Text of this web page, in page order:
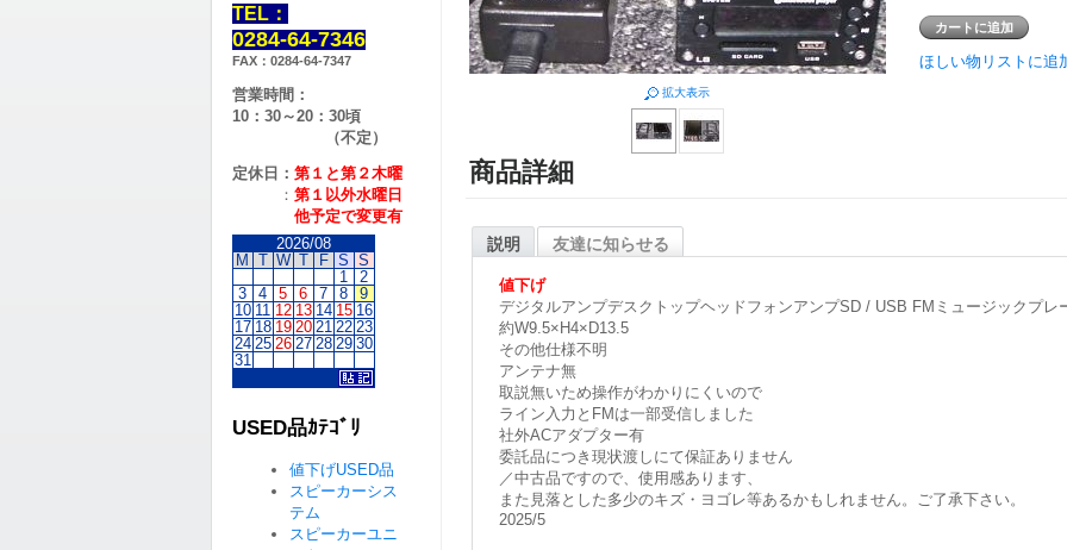
拡大表示
ほしい物リストに追
商品詳細
説明 友達に知らせる
値下げ
デジタルアンプデスクトップヘッドフォンアンプSD / USB FMミュージックプレ
約W9.5×H4×D13.5
その他仕様不明
アンテナ無
取説無いため操作がわかりにくいので
ライン入力とFMは一部受信しました
社外ACアダプター有
委託品につき現状渡しにて保証ありません
／中古品ですので、使用感あります、
また見落とした多少のキズ・ヨゴレ等あるかもしれません。ご了承下さい。
2025/5
TEL：
0284-64-7346
FAX：0284-64-7347
営業時間：
10：30～20：30頃
（不定）
定休日： 第１と第２木曜
： 第１以外水曜日
他予定で変更有
2026/08
M
T W T F S S
1
2
3
4 5 6 7 8
9
10 11 12 13 14 15 16
17 18 19 20 21 22 23
24 25 26 27 28 29 30
31
USED品ｶﾃｺﾞﾘ
値下げUSED品
スピーカーシス
テム
スピーカーユニ